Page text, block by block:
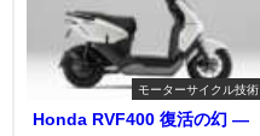
モーターサイクル技術
Honda RVF400 復活の幻 ―